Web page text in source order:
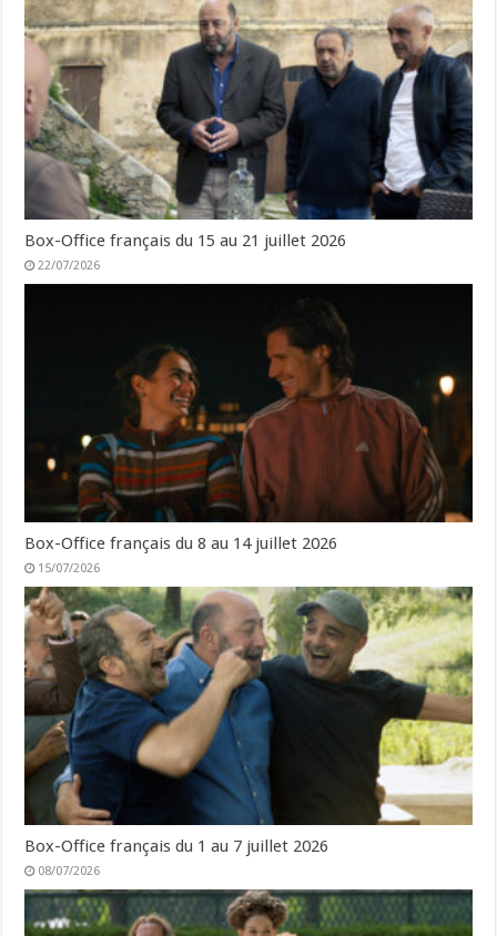
Box-Office français du 15 au 21 juillet 2026
22/07/2026
Box-Office français du 8 au 14 juillet 2026
15/07/2026
Box-Office français du 1 au 7 juillet 2026
08/07/2026